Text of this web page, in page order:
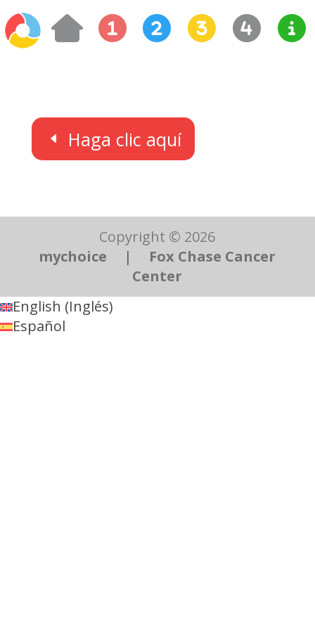
Haga clic aquí
Copyright © 2026
mychoice
|
Fox Chase Cancer
Center
English (Inglés)
Español